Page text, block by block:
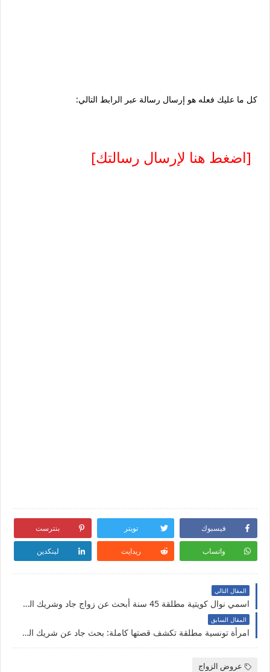
كل ما عليك فعله هو إرسال رسالة عبر الرابط التالي:
[اضغط هنا لإرسال رسالتك]
فيسبوك تويتر بنترست
واتساب ريدايت لينكدين
المقال التالي
اسمي نوال كويتية مطلقة 45 سنة أبحث عن زواج جاد وشريك الحياة حقيقي بدون تعقيد
المقال السابق
امرأة تونسية مطلقة تكشف قصتها كاملة: بحث جاد عن شريك الحياة لبناء أسرة بالحلال
عروض الزواج